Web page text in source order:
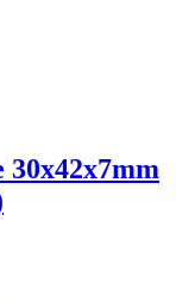
30x42x7mm